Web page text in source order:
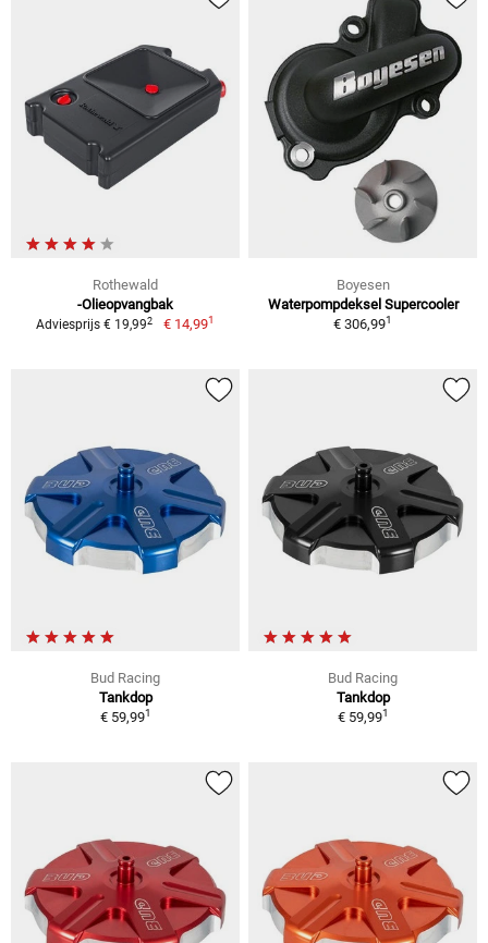
Rothewald
-Olieopvangbak
Adviesprijs € 19,992 € 14,991
Boyesen
Waterpompdeksel Supercooler
€ 306,991
Bud Racing
Tankdop
€ 59,991
Bud Racing
Tankdop
€ 59,991